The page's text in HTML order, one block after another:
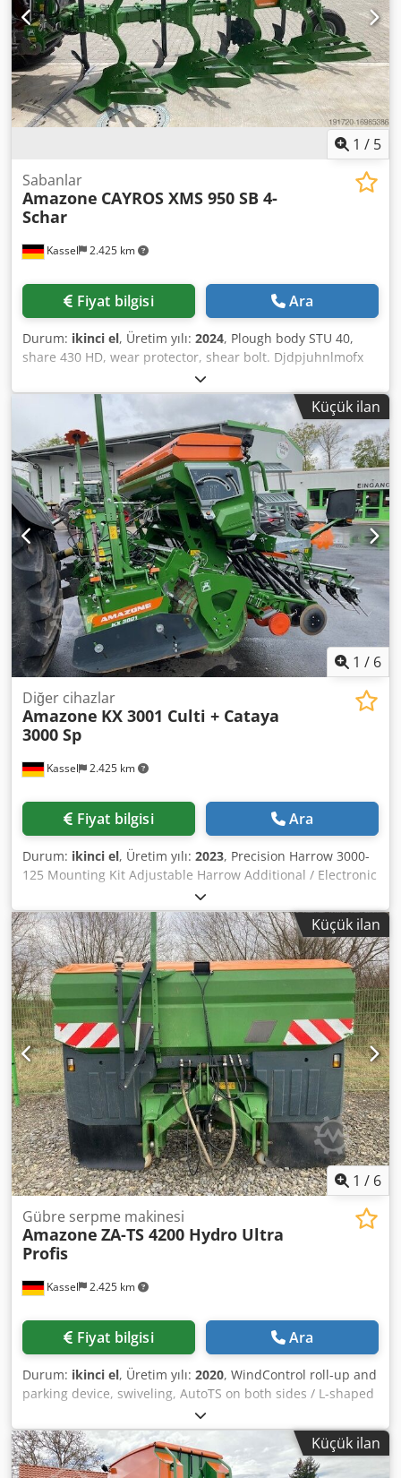
1 / 5
Kassel 2.425 km
Sabanlar
Amazone CAYROS XMS 950 SB 4-
Schar
Fiyat bilgisi Ara
Durum: ikinci el, Üretim yılı: 2024, Plough body STU 40,
share 430 HD, wear protector, shear bolt. Djdpjuhnlmofx
Küçük ilan
1 / 6
Kassel 2.425 km
Diğer cihazlar
Amazone KX 3001 Culti + Cataya
3000 Sp
Fiyat bilgisi Ara
Durum: ikinci el, Üretim yılı: 2023, Precision Harrow 3000-
125 Mounting Kit Adjustable Harrow Additional / Electronic
Row Marker 3000 AmaDrill 2 for Cataya Radar Sensor /
International Analog Work Position Sensor Electronic
Tramline Control / Control Valve and Hydraulic Tramline
Control Dodpfx Acotgpggotock
Küçük ilan
1 / 6
Kassel 2.425 km
Gübre serpme makinesi
Amazone ZA-TS 4200 Hydro Ultra
Profis
Fiyat bilgisi Ara
Durum: ikinci el, Üretim yılı: 2020, WindControl roll-up and
parking device, swiveling, AutoTS on both sides / L-shaped
pipe protection bracket, inclination sensor for weighing
system, FlowCheck EasyCheck mats, 16 pcs / splash guards
L and ladders, LED lighting, L tarpaulin cover, TS spreading
shovel set Dcodpfxorxr Uye Actjk
Küçük ilan